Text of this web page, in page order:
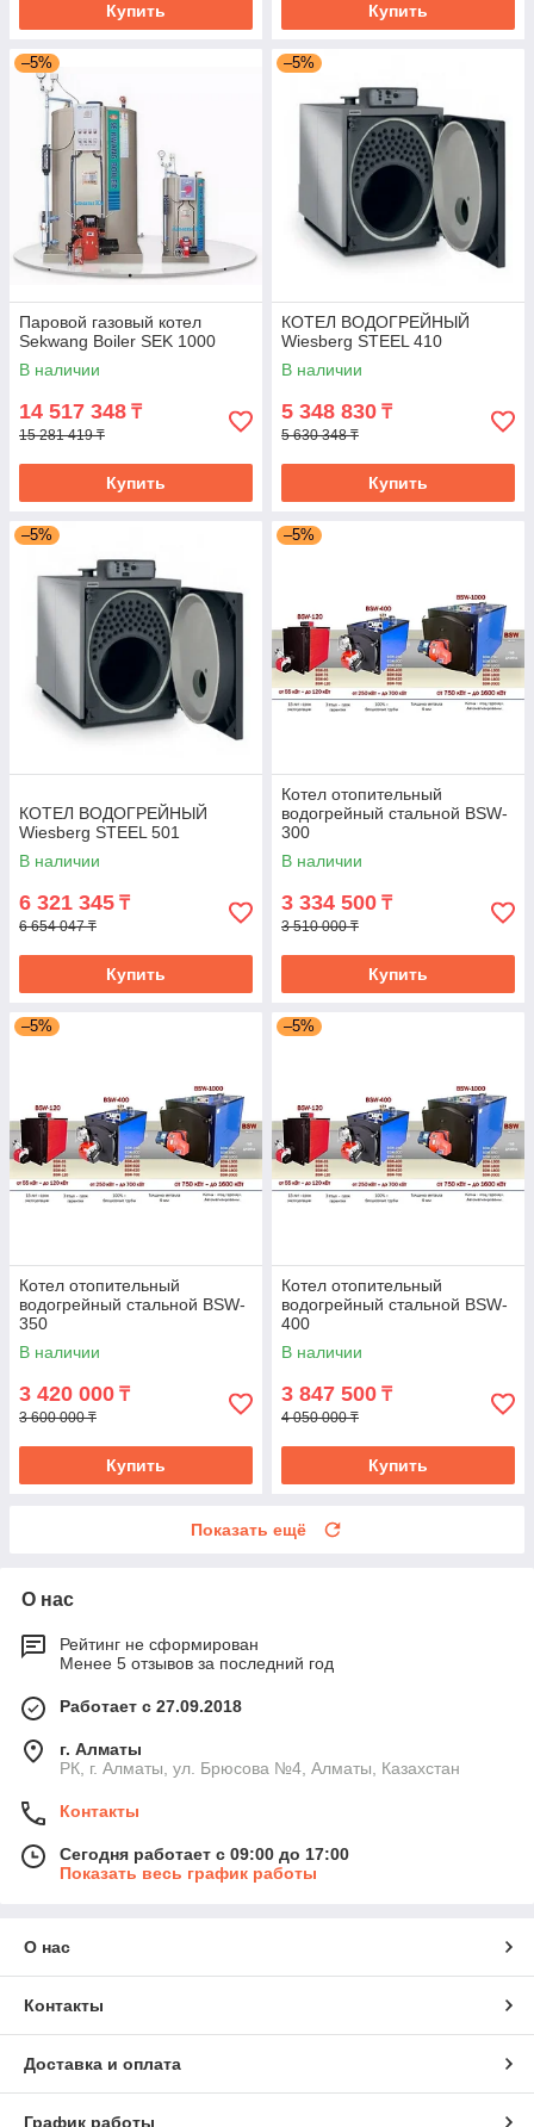
Купить Купить
–5%
Паровой газовый котел
Sekwang Boiler SEK 1000
В наличии
14 517 348 ₸
15 281 419 ₸
Купить
–5%
КОТЕЛ ВОДОГРЕЙНЫЙ
Wiesberg STEEL 410
В наличии
5 348 830 ₸
5 630 348 ₸
Купить
–5%
КОТЕЛ ВОДОГРЕЙНЫЙ
Wiesberg STEEL 501
В наличии
6 321 345 ₸
6 654 047 ₸
Купить
–5%
Котел отопительный
водогрейный стальной BSW-
300
В наличии
3 334 500 ₸
3 510 000 ₸
Купить
–5%
Котел отопительный
водогрейный стальной BSW-
350
В наличии
3 420 000 ₸
3 600 000 ₸
Купить
–5%
Котел отопительный
водогрейный стальной BSW-
400
В наличии
3 847 500 ₸
4 050 000 ₸
Купить
Показать ещё
О нас
Рейтинг не сформирован
Менее 5 отзывов за последний год
Работает с 27.09.2018
г. Алматы
РК, г. Алматы, ул. Брюсова №4, Алматы, Казахстан
Контакты
Сегодня работает с 09:00 до 17:00
Показать весь график работы
О нас
Контакты
Доставка и оплата
График работы